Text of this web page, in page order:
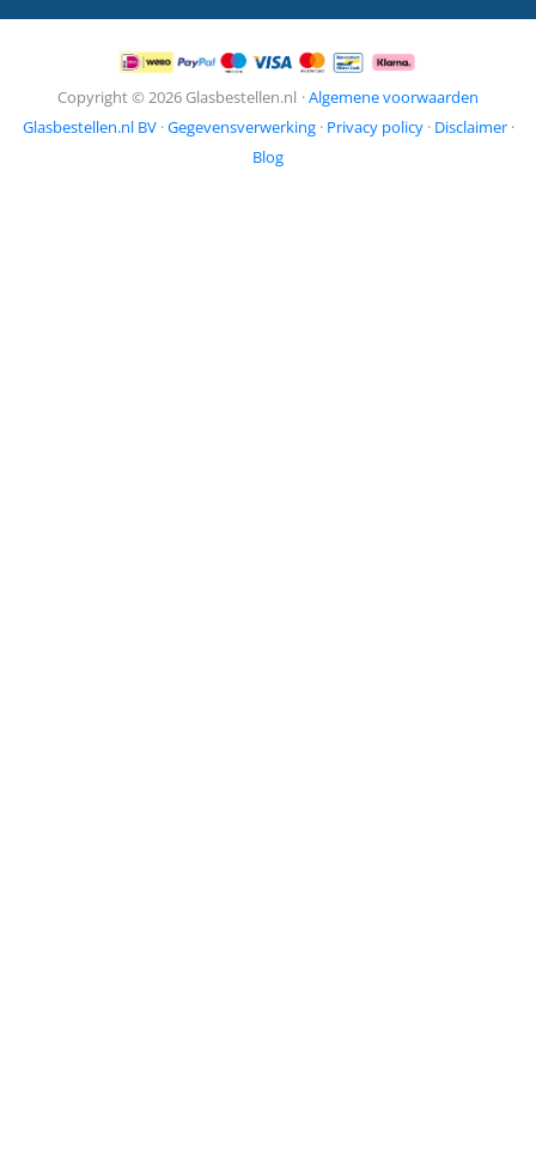
Copyright © 2026 Glasbestellen.nl ·Algemene voorwaarden
Glasbestellen.nl BV ·Gegevensverwerking · Privacy policy · Disclaimer ·
Blog